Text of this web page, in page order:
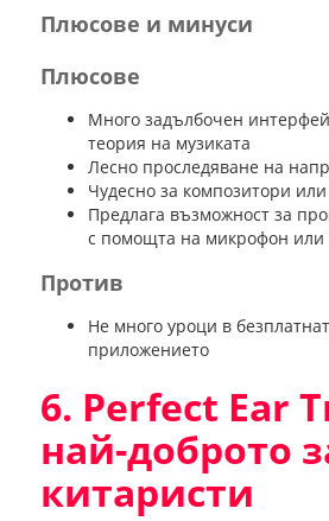
Плюсове и минуси
Плюсове
Много задълбочен
теория на музиката
Лесно проследяване на
Чудесно за композитори
Предлага възможност за
с помощта на микрофон или
Против
Не много уроци в
приложението
6. Perfect Ear
най-доброто
китаристи